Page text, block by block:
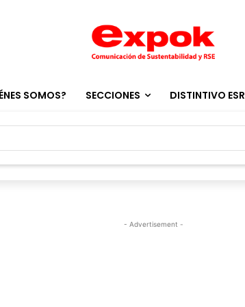
SOMOS? SECCIONES DISTINTIVO ESR
- Advertisement -